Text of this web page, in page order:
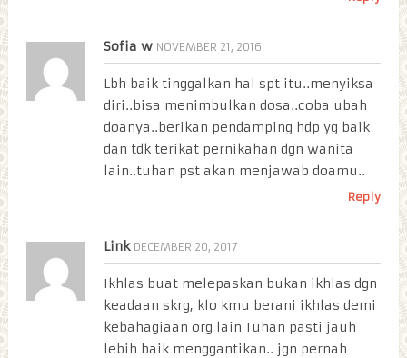
Sofia w NOVEMBER 21, 2016
Lbh baik tinggalkan hal spt itu..menyiksa
diri..bisa menimbulkan dosa..coba ubah
doanya..berikan pendamping hdp yg baik
dan tdk terikat pernikahan dgn wanita
lain..tuhan pst akan menjawab doamu..
Reply
Link DECEMBER 20, 2017
Ikhlas buat melepaskan bukan ikhlas dgn
keadaan skrg, klo kmu berani ikhlas demi
kebahagiaan org lain Tuhan pasti jauh
lebih baik menggantikan.. jgn pernah